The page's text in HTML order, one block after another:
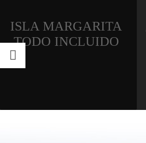
VIAJE A
TAILANDIA TODO
INCLUIDO